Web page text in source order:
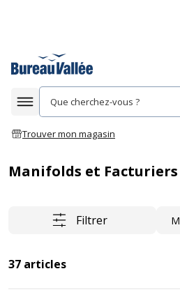
Afficher la navigation
Trouver mon magasin
Manifolds et Facturiers
Filtrer Trier
37 articles